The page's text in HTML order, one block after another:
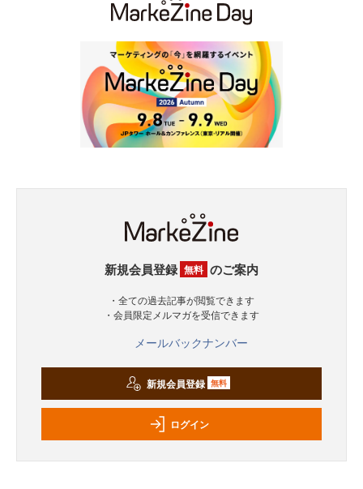
新規会員登録 無料 のご案内
・全ての過去記事が閲覧できます
・会員限定メルマガを受信できます
メールバックナンバー
新規会員登録 無料
ログイン